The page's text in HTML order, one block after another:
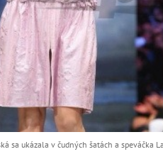
sa ukázala v čudných šatách a speváčka